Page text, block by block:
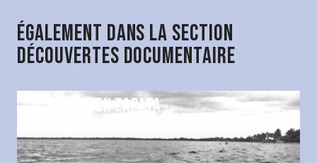
Également dans la section
Découvertes Documentaire
Al oeste, en Zapata